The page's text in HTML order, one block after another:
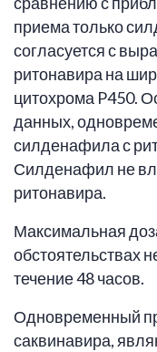
приема только
согласуется с
ритонавира на
цитохрома P450.
данных,
силденафила с
Силденафил не
ритонавира.
Максимальная
обстоятельствах
течение 48 часов.
Одновременный
саквинавира,